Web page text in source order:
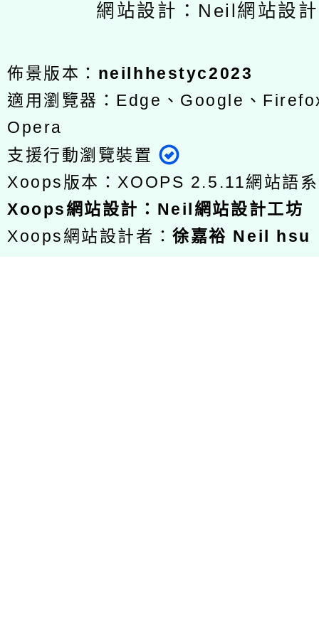
網站設計：Neil網站設
佈景版本： neilhhestyc2023
適用瀏覽器：Edge、Google、
Opera
支援行動瀏覽裝置
Xoops版本： XOOPS 2.5.11網站語
Xoops網站設計 ： Neil網站設計工坊
Xoops網站設計者：徐嘉裕 Neil hsu